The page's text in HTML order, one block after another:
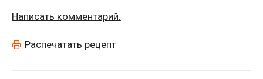
Написать комментарий.
Распечатать рецепт